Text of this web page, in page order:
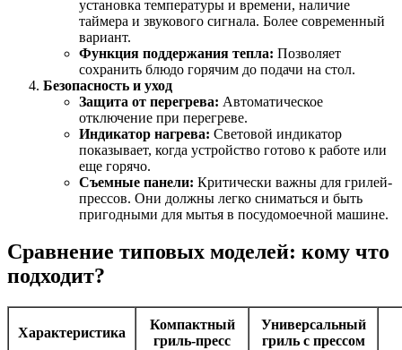
установка температуры и времени, наличие
таймера и звукового сигнала. Более современный
вариант.
Функция поддержания тепла: Позволяет
сохранить блюдо горячим до подачи на стол.
Безопасность и уход
Защита от перегрева: Автоматическое
отключение при перегреве.
Индикатор нагрева: Световой индикатор
показывает, когда устройство готово к работе или
еще горячо.
Съемные панели: Критически важны для грилей-
прессов. Они должны легко сниматься и быть
пригодными для мытья в посудомоечной машине.
Сравнение типовых моделей: кому что
подходит?
Характеристика
Компактный
гриль-пресс
Универсальный
гриль с прессом